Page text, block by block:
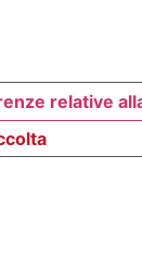
relative